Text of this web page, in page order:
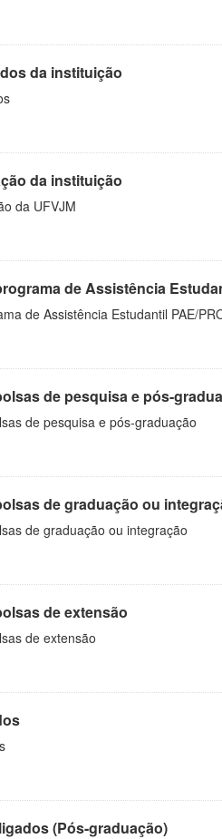
da instituição
da instituição
da UFVJM
de Assistência
de Assistência Estudantil PAE/
de pesquisa e pós-
de pesquisa e pós-graduação
de graduação ou
de graduação ou integração
de extensão
de extensão
(Pós-graduação)